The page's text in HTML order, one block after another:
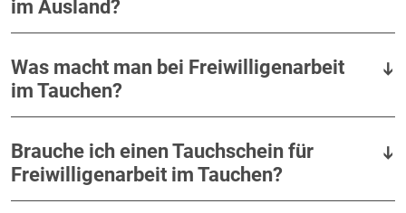
im Ausland?
Was macht man bei Freiwilligenarbeit
im Tauchen?
Brauche ich einen Tauchschein für
Freiwilligenarbeit im Tauchen?